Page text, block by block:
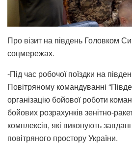
Про візит на південь Головком
соцмережах.
-Під час робочої поїздки на
Повітряному командуванні
організацію бойової роботи
бойових розрахунків зенітно-
комплексів, які виконують
повітряного простору України.